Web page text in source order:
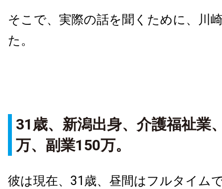
そこで、実際の話を聞くために、川
た。
31歳、新潟出身、介護福祉業
万、副業150万。
彼は現在、31歳、昼間はフルタイム